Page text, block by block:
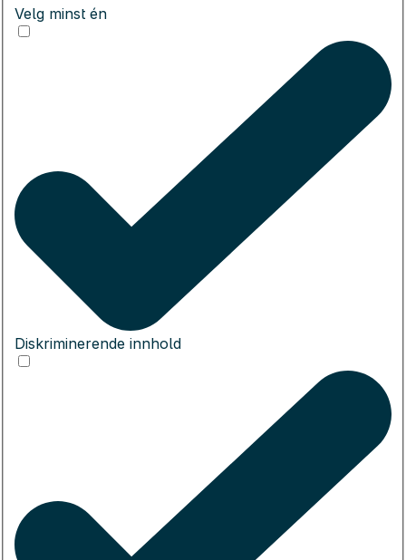
Velg minst én
Diskriminerende innhold